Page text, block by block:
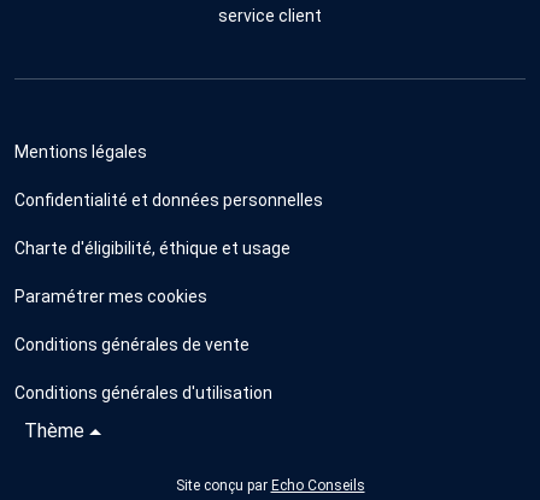
service client
Mentions légales
Confidentialité et données personnelles
Charte d'éligibilité, éthique et usage
Paramétrer mes cookies
Conditions générales de vente
Conditions générales d'utilisation
Thème
Site conçu par Echo Conseils